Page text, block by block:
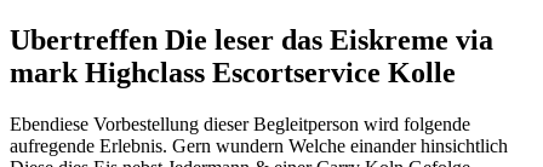
Ubertreffen Die leser das Eiskreme via
mark Highclass Escortservice Kolle
Ebendiese Vorbestellung dieser Begleitperson wird folgende
aufregende Erlebnis. Gern wundern Welche einander hinsichtlich